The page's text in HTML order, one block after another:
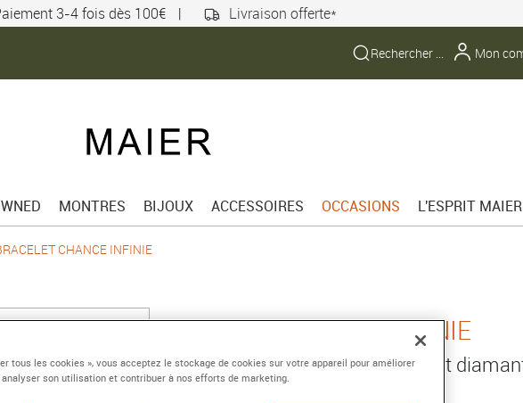
3-4 fois dès 100€ | Livraison offerte*
Mon
MONTRES BIJOUX ACCESSOIRES OCCASIONS L'ESPRIT MAIER
CHANCE INFINIE
BRACELET CHANCE INFINIE
Grand modèle or rose 750/1000e et
tous les cookies », vous acceptez le stockage de cookies sur votre appareil pour améliorer
son utilisation et contribuer à nos efforts de marketing.